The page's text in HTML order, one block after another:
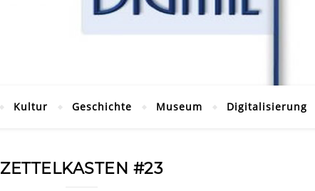
Kultur Geschichte Museum Digitalisierung
ZETTELKASTEN #23